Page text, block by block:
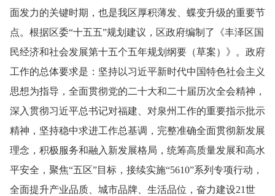
面发力的关键时期，也是我区厚积薄发、蝶变升级的重要节
点。根据区委“十五五”规划建议，区政府编制了《丰泽区国
民经济和社会发展第十五个五年规划纲要（草案）》。政府
工作的总体要求是：坚持以习近平新时代中国特色社会主义
思想为指导，全面贯彻党的二十大和二十届历次全会精神，
深入贯彻习近平总书记对福建、对泉州工作的重要指示批示
精神，坚持稳中求进工作总基调，完整准确全面贯彻新发展
理念，积极服务和融入新发展格局，统筹高质量发展和高水
平安全，聚焦“五区”目标，接续实施“5610”系列专项行动，
全面提升产业品质、城市品牌、生活品位，奋力建设21世